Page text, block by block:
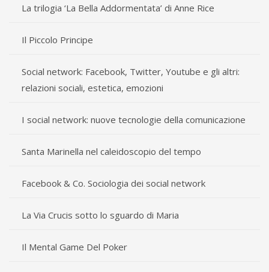
La trilogia ‘La Bella Addormentata’ di Anne Rice
Il Piccolo Principe
Social network: Facebook, Twitter, Youtube e gli altri:
relazioni sociali, estetica, emozioni
I social network: nuove tecnologie della comunicazione
Santa Marinella nel caleidoscopio del tempo
Facebook & Co. Sociologia dei social network
La Via Crucis sotto lo sguardo di Maria
Il Mental Game Del Poker